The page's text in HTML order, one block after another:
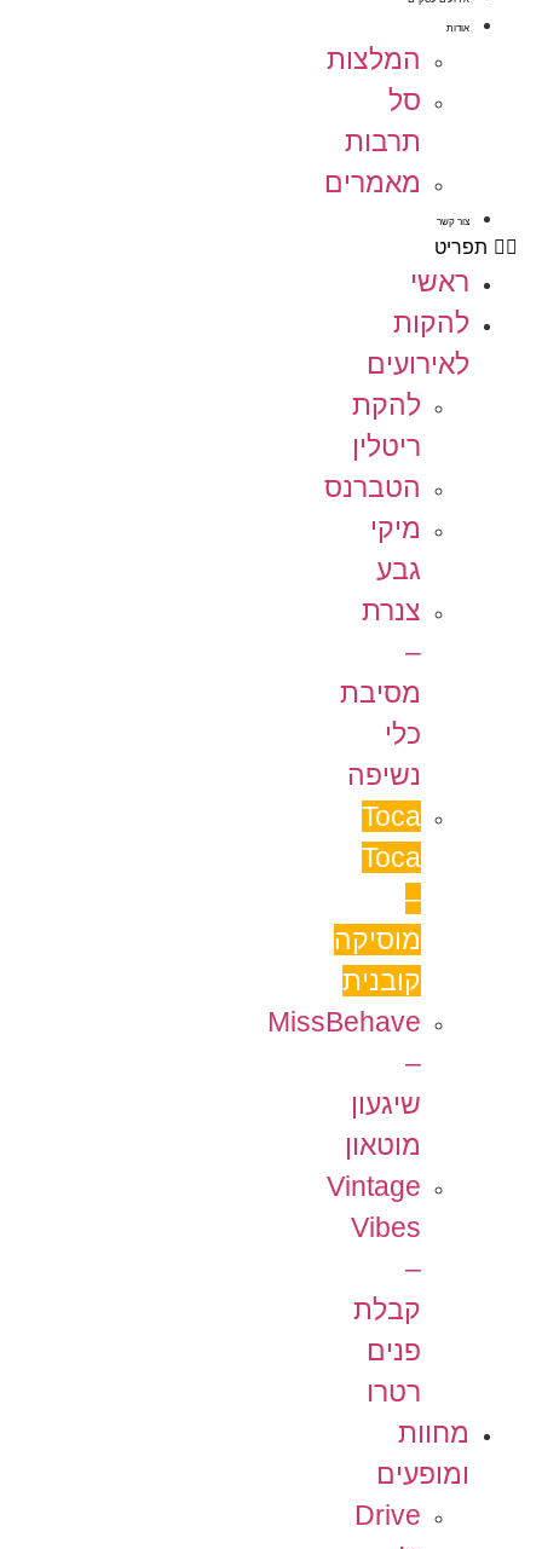
אודות
המלצות
סל
תרבות
מאמרים
צור קשר
תפריט
ראשי
להקות
לאירועים
להקת
ריטלין
הטברנס
מיקי
גבע
צנרת
–
מסיבת
כלי
נשיפה
Toca
Toca
–
מוסיקה
קובנית
MissBehave
–
שיגעון
מוטאון
Vintage
Vibes
–
קבלת
פנים
רטרו
מחוות
ומופעים
Drive